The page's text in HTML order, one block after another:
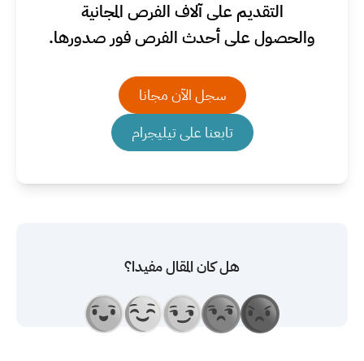
التقديم على آلاف الفرص المجانية
والحصول على أحدث الفرص فور صدورها.
سجل الآن مجانا
تابعنا على تيليجرام
هل كان المقال مفيدا؟